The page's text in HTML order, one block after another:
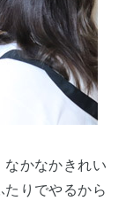
なかなかきれい
たりでやるから